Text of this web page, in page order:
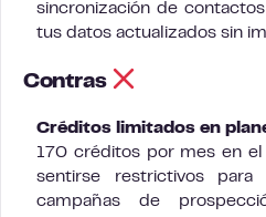
sincronización de
tus datos actualizados sin
Contras
Créditos limitados en
170 créditos por mes en el
sentirse restrictivos para
campañas de